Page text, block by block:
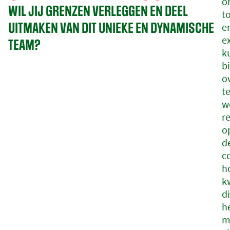
WIL JIJ GRENZEN VERLEGGEN EN DEEL
UITMAKEN VAN DIT UNIEKE EN DYNAMISCHE
TEAM?